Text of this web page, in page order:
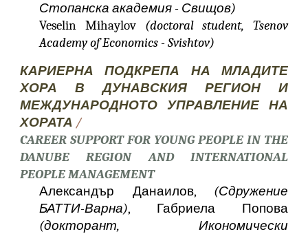
Стопанска академия - Свищов)
Veselin Mihaylov (doctoral student, Tsenov
Academy of Economics - Svishtov)
КАРИЕРНА ПОДКРЕПА НА МЛАДИТЕ
ХОРА В ДУНАВСКИЯ РЕГИОН И
МЕЖДУНАРОДНОТО УПРАВЛЕНИЕ НА
ХОРАТА /
CAREER SUPPORT FOR YOUNG PEOPLE IN THE
DANUBE REGION AND INTERNATIONAL
PEOPLE MANAGEMENT
Александър Данаилов, (Сдружение
БАТТИ-Варна), Габриела Попова
(докторант, Икономически